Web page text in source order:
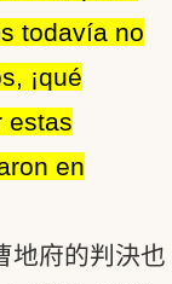
todavía no
¡qué
estas
en
地府的判決也